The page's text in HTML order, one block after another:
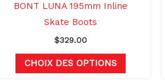
BONT LUNA 195mm Inline
Skate Boots
$329.00
CHOIX DES OPTIONS
page